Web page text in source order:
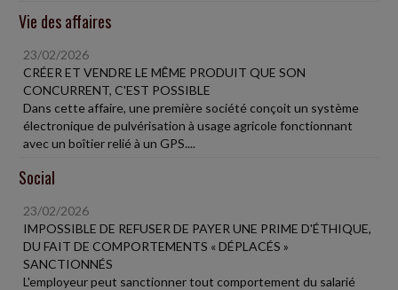
Vie des affaires
23/02/2026
CRÉER ET VENDRE LE MÊME PRODUIT QUE SON
CONCURRENT, C'EST POSSIBLE
Dans cette affaire, une première société conçoit un système
électronique de pulvérisation à usage agricole fonctionnant
avec un boîtier relié à un GPS....
Social
23/02/2026
IMPOSSIBLE DE REFUSER DE PAYER UNE PRIME D'ÉTHIQUE,
DU FAIT DE COMPORTEMENTS « DÉPLACÉS »
SANCTIONNÉS
L'employeur peut sanctionner tout comportement du salarié